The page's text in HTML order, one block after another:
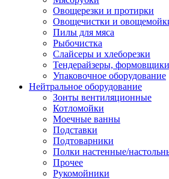
Овощерезки и протирки
Овощечистки и
Пилы для мяса
Рыбочистка
Слайсеры и хлеборезки
Тендерайзеры,
Упаковочное оборудование
Нейтральное оборудование
Зонты вентиляционные
Котломойки
Моечные ванны
Подставки
Подтоварники
Полки настенные/
Прочее
Рукомойники